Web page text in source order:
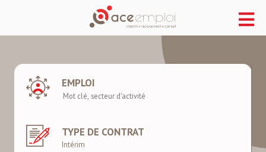
EMPLOI
TYPE DE CONTRAT